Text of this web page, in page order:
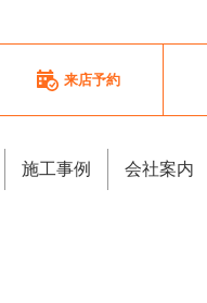
来店予約
施工事例 会社案内